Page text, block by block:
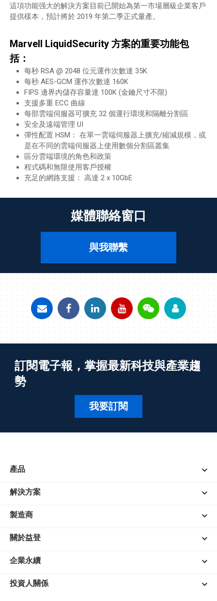
這項功能强大的解決方案目前已開始為第一市場層級企業客戶
提供樣本，預計將於 2019 年第二季正式量產。
Marvell LiquidSecurity 方案的重要功能包
括：
每秒 RSA @ 2048 位元運作次數達 35K
每秒 AES-GCM 運作次數達 160K
FIPS 邊界內儲存容量達 100K (金鑰尺寸不限)
支援多重 ECC 曲線
每部雲端伺服器可擴充 32 個運行環境和隔離分割區
安全及遠端管理 UI
彈性配置 HSM： 在單一雲端伺服器上擴充/縮減規模，或
是在不同的雲端伺服器上使用數個分割區叢集
區分雲端環境的角色和政策
程式碼和無限使用客戶授權
充足的網路支援： 高達 2 x 10GbE
媒體聯絡窗口
與我聯繫
訂閱電子報，掌握最新科技與產業趨
勢
我要訂閱
產品
解決方案
製造商
關於益登
企業永續
投資人關係